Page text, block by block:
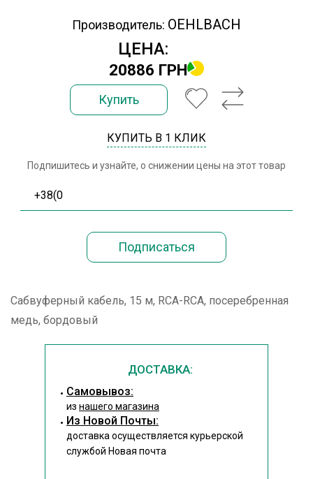
Производитель: OEHLBACH
ЦЕНА:
20886 ГРН
Купить
КУПИТЬ В 1 КЛИК
Подпишитесь и узнайте, о снижении цены на этот товар
Сабвуферный кабель, 15 м, RCA-RCA, посеребренная
медь, бордовый
ДОСТАВКА:
Cамовывоз:
из нашего магазина
Из Новой Почты:
доставка осуществляется курьерской
службой Новая почта